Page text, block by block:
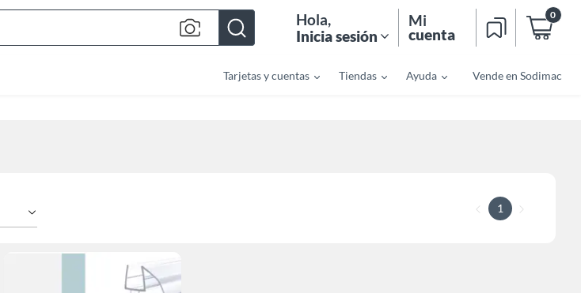
Bar
Hola,
Inicia sesión
Mi
cuenta
0
Tarjetas y cuentas Tiendas Ayuda Vende en Sodimac
1